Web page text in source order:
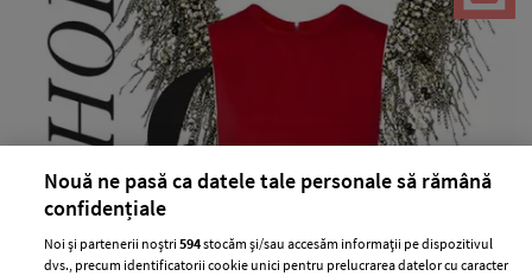
Christmas party – Cele mai hot piese
vestimentare si accesorii ale
saptamanii
Nouă ne pasă ca datele tale personale să rămână
confidențiale
Noi și partenerii noștri594stocăm și/sau accesăm informații pe dispozitivul
dvs., precum identificatorii cookie unici pentru prelucrarea datelor cu caracter